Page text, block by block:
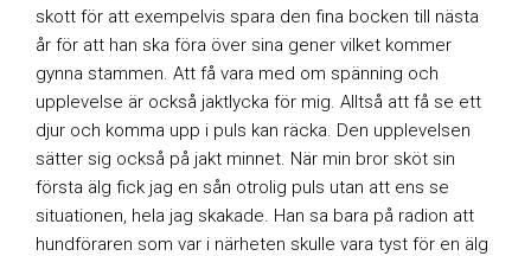
skott för att exempelvis spara den fina bocken till nästa
år för att han ska föra över sina gener vilket kommer
gynna stammen. Att få vara med om spänning och
upplevelse är också jaktlycka för mig. Alltså att få se ett
djur och komma upp i puls kan räcka. Den upplevelsen
sätter sig också på jakt minnet. När min bror sköt sin
första älg fick jag en sån otrolig puls utan att ens se
situationen, hela jag skakade. Han sa bara på radion att
hundföraren som var i närheten skulle vara tyst för en älg